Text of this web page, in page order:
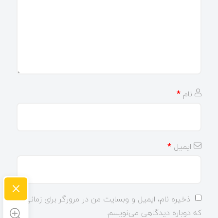
نام *
ایمیل *
ذخیره نام، ایمیل و وبسایت من در مرورگر برای زمانی
که دوباره دیدگاهی می‌نویسم.
×